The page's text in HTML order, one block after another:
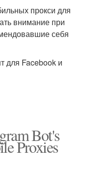
прокси для
внимание при
себя
для Facebook и
Bot's
Proxies